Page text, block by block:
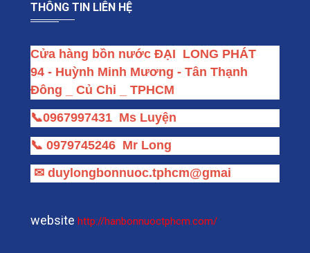
THÔNG TIN LIÊN HỆ
Cửa hàng bồn nước ĐẠI  LONG PHÁT
94 - Huỳnh Minh Mương - Tân Thạnh
Đông _ Củ Chi _ TPHCM
📞0967997431 Ms Luyện
📞 0979745246 Mr Long
✉ duylongbonnuoc.tphcm@gmai
website http://hanbonnuoctphcm.com/